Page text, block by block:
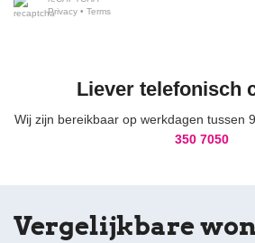
Privacy • Terms
Liever telefonisch
Wij zijn bereikbaar op werkdagen tussen
350 7050
Vergelijkbare